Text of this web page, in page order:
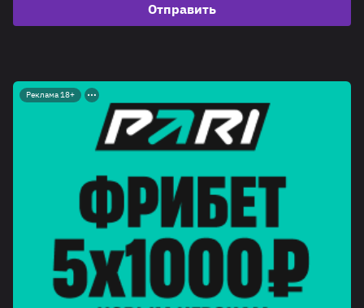
Отправить
Реклама 18+